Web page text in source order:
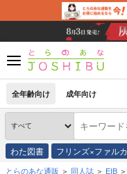
全年齢向け 成年向け
わた図書 フリンズ×ファルカ
とらのあな通販 同人誌 EIB